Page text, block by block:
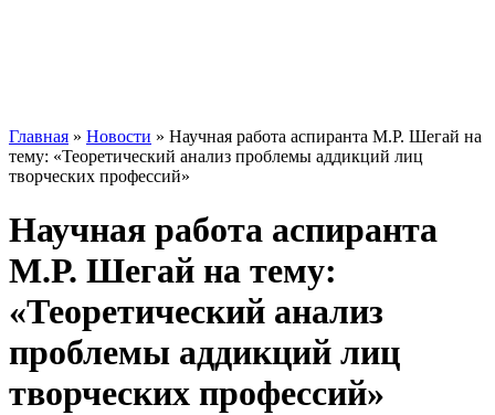
Главная » Новости » Научная работа аспиранта М.Р. Шегай на
тему: «Теоретический анализ проблемы аддикций лиц
творческих профессий»
Научная работа аспиранта
М.Р. Шегай на тему:
«Теоретический анализ
проблемы аддикций лиц
творческих профессий»